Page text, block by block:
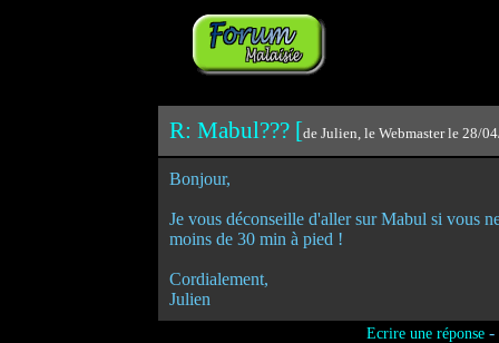
R: Mabul??? [de Julien, le Webmaster le 28/
Bonjour,
Je vous déconseille d'aller sur Mabul si vous
moins de 30 min à pied !
Cordialement,
Julien
Ecrire une réponse-